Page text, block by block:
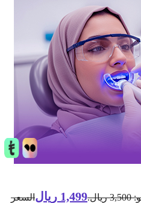
1,499 ريال السعر